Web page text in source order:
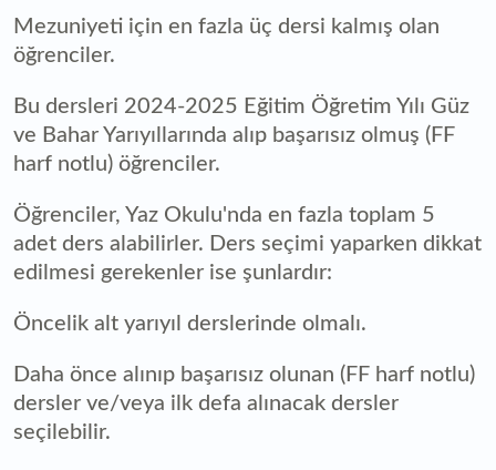
Mezuniyeti için en fazla üç dersi kalmış olan
öğrenciler.
Bu dersleri 2024-2025 Eğitim Öğretim Yılı Güz
ve Bahar Yarıyıllarında alıp başarısız olmuş (FF
harf notlu) öğrenciler.
Öğrenciler, Yaz Okulu'nda en fazla toplam 5
adet ders alabilirler. Ders seçimi yaparken dikkat
edilmesi gerekenler ise şunlardır:
Öncelik alt yarıyıl derslerinde olmalı.
Daha önce alınıp başarısız olunan (FF harf notlu)
dersler ve/veya ilk defa alınacak dersler
seçilebilir.